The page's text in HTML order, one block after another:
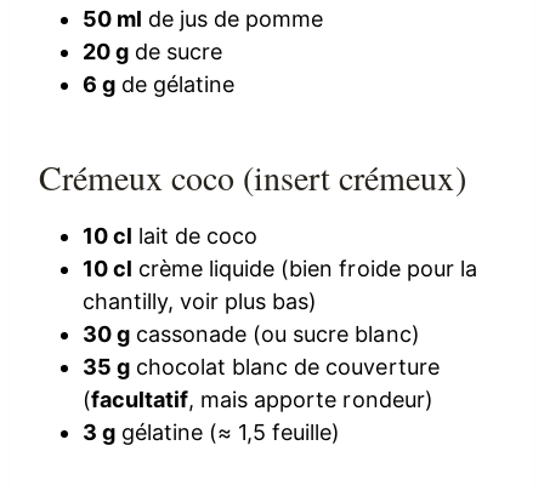
50 ml de jus de pomme
20 g de sucre
6 g de gélatine
Crémeux coco (insert crémeux)
10 cl lait de coco
10 cl crème liquide (bien froide pour la
chantilly, voir plus bas)
30 g cassonade (ou sucre blanc)
35 g chocolat blanc de couverture
(facultatif, mais apporte rondeur)
3 g gélatine (≈ 1,5 feuille)